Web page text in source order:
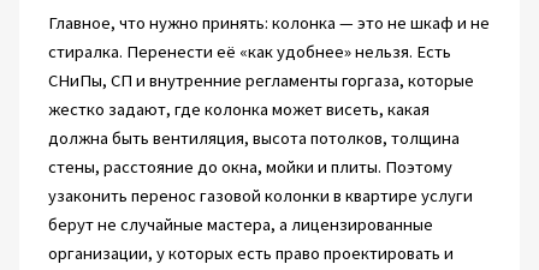
Главное, что нужно принять: колонка — это не шкаф и не
стиралка. Перенести её «как удобнее» нельзя. Есть
СНиПы, СП и внутренние регламенты горгаза, которые
жестко задают, где колонка может висеть, какая
должна быть вентиляция, высота потолков, толщина
стены, расстояние до окна, мойки и плиты. Поэтому
узаконить перенос газовой колонки в квартире услуги
берут не случайные мастера, а лицензированные
организации, у которых есть право проектировать и